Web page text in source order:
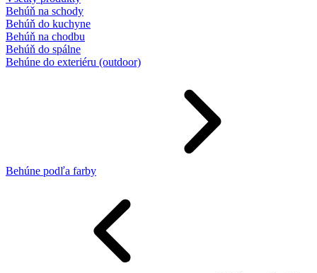
Behúň na schody
Behúň do kuchyne
Behúň na chodbu
Behúň do spálne
Behúne do exteriéru (outdoor)
Behúne podľa farby